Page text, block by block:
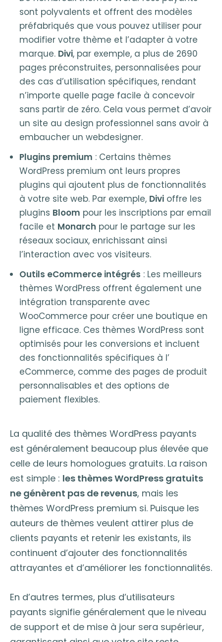
sont polyvalents et offrent des modèles
préfabriqués que vous pouvez utiliser pour
modifier votre thème et l’adapter à votre
marque. Divi, par exemple, a plus de 2690
pages préconstruites, personnalisées pour
des cas d’utilisation spécifiques, rendant
n’importe quelle page facile à concevoir
sans partir de zéro. Cela vous permet d’avoir
un site au design professionnel sans avoir à
embaucher un webdesigner.
Plugins premium : Certains thèmes
WordPress premium ont leurs propres
plugins qui ajoutent plus de fonctionnalités
à votre site web. Par exemple, Divi offre les
plugins Bloom pour les inscriptions par email
facile et Monarch pour le partage sur les
réseaux sociaux, enrichissant ainsi
l’interaction avec vos visiteurs.
Outils eCommerce intégrés : Les meilleurs
thèmes WordPress offrent également une
intégration transparente avec
WooCommerce pour créer une boutique en
ligne efficace. Ces thèmes WordPress sont
optimisés pour les conversions et incluent
des fonctionnalités spécifiques à l’
eCommerce, comme des pages de produit
personnalisables et des options de
paiement flexibles.
La qualité des thèmes WordPress payants
est généralement beaucoup plus élevée que
celle de leurs homologues gratuits. La raison
est simple : les thèmes WordPress gratuits
ne génèrent pas de revenus, mais les
thèmes WordPress premium si. Puisque les
auteurs de thèmes veulent attirer plus de
clients payants et retenir les existants, ils
continuent d’ajouter des fonctionnalités
attrayantes et d’améliorer les fonctionnalités.
En d’autres termes, plus d’utilisateurs
payants signifie généralement que le niveau
de support et de mise à jour sera supérieur,